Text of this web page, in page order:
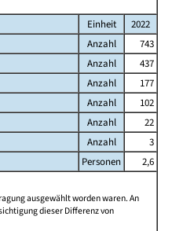
Einheit
2022
Anzahl
743
Anzahl
437
Anzahl
177
Anzahl
102
Anzahl
22
Anzahl
3
Personen
2,6
ausgewählt worden waren. An
dieser Differenz von